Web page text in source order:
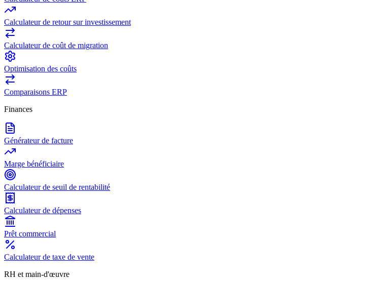
Calculateur de retour sur investissement
Calculateur de coût de migration
Optimisation des coûts
Comparaisons ERP
Finances
Générateur de facture
Marge bénéficiaire
Calculateur de seuil de rentabilité
Calculateur de dépenses
Prêt commercial
Calculateur de taxe de vente
RH et main-d'œuvre